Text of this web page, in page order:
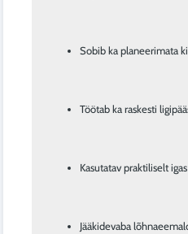
Sobib ka planeerimata
Töötab ka raskesti
Kasutatav praktiliselt
Jääkidevaba